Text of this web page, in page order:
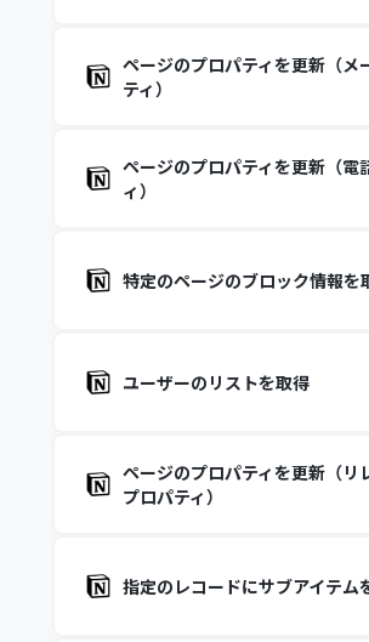
ページのプロパティを更新（メ
ティ）
ページのプロパティを更新（電
ィ）
特定のページのブロック情報を
ユーザーのリストを取得
ページのプロパティを更新（リ
プロパティ）
指定のレコードにサブアイテム